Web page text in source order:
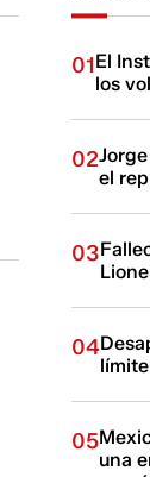
01El
los
02
el
03
04
05
una